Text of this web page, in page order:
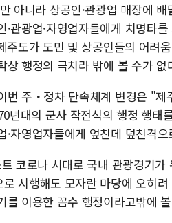
아니라 상공인·관광업 매장에
·관광업·자영업자들에게 치명타
주도가 도민 및 상공인들의 어려
상 행정의 극치라 밖에 볼 수가
번 주・정차 단속체계 변경은 "
년대의 군사 작전식의 행정 행
·자영업자들에게 엎친데 덮친격
코로나 시대로 국내 관광경기가
로 시행해도 모자란 마당에 오히
를 이용한 꼼수 행정이라고밖에